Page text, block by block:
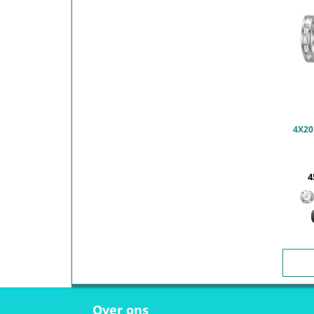
Over ons